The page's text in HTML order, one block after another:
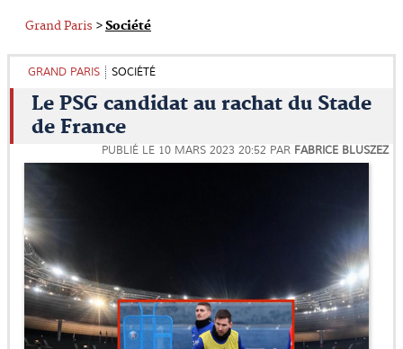
Grand Paris >Société
GRAND PARIS SOCIÉTÉ
Le PSG candidat au rachat du Stade
de France
PUBLIÉ LE 10 MARS 2023 20:52 PAR FABRICE BLUSZEZ